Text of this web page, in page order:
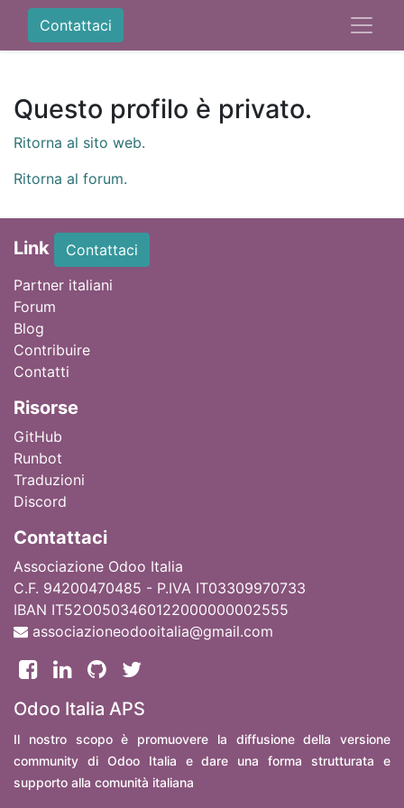
Contattaci
Questo profilo è privato.
Ritorna al sito web.
Ritorna al forum.
Link
Contattaci
Partner italiani
Forum
Blog
Contribuire
Contatti
Risorse
GitHub
Runbot
Traduzioni
Discord
Contattaci
Associazione Odoo Italia
C.F. 94200470485 - P.IVA IT03309970733
IBAN IT52O0503460122000000002555
associazioneodooitalia@gmail.com
Odoo Italia APS
Il nostro scopo è promuovere la diffusione della versione
community di Odoo Italia e dare una forma strutturata e
supporto alla comunità italiana